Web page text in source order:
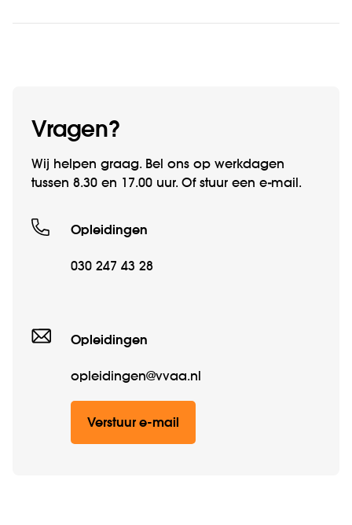
Vragen?
Wij helpen graag. Bel ons op werkdagen
tussen 8.30 en 17.00 uur. Of stuur een e-mail.
Opleidingen
030 247 43 28
Opleidingen
opleidingen@vvaa.nl
Verstuur e-mail